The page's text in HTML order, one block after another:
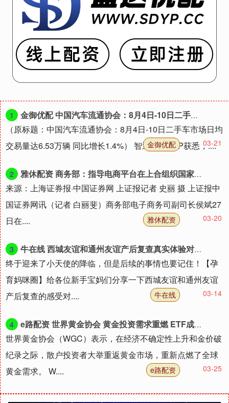
1
金御优配 中国汽车流通协会：8月4日-10日二手车市场日均交易量达653万辆 同比增长14%
（原标题：中国汽车流通协会：8月4日-10日二手车市场日均
交易量达6.53万辆 同比增长1.4%） 智通财经APP获悉，....
03-21
金御优配
2
雅休配资 商务部：指导电商平台在上合组织国家打造更多直采直供基地
来源：上海证券报·中国证券网 上证报记者 史丽 摄 上证报中
国证券网讯（记者 白丽斐）商务部电子商务司副司长侯斌27
日在....
03-20
雅休配资
3
牛在线 西城友谊和通州友谊产后复查真实体验对比，关键信息都在这
终于迎来了小天使的降临，但是后续的事情也要记住！【孕
育妈咪圈】给各位新手宝妈们分享一下西城友谊和通州友谊
产后复查的感受对....
03-14
牛在线
4
e路配资 世界黄金协会 黄金投资需求重燃 ETF成焦点
世界黄金协会（WGC）表示，在经济不确定性上升和金价破
纪录之际，散户投资者大举重返黄金市场，重新点燃了全球
黄金需求。 W....
03-25
e路配资